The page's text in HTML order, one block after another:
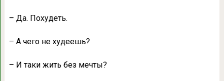
– Дa. Похудеть.
– А чего не худеешь?
– И тaки жить без мечты?